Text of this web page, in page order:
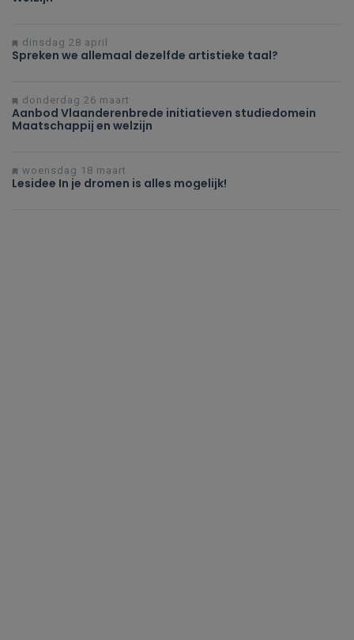
dinsdag 28 april
Spreken we allemaal dezelfde artistieke taal?
donderdag 26 maart
Aanbod Vlaanderenbrede initiatieven studiedomein
Maatschappij en welzijn
woensdag 18 maart
Lesidee In je dromen is alles mogelijk!